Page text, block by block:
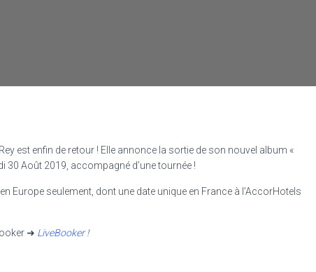
est enfin de retour ! Elle annonce la sortie de son nouvel album «
30 Août 2019, accompagné d’une tournée !
Europe seulement, dont une date unique en France à l’AccorHotels
➜ LiveBooker !